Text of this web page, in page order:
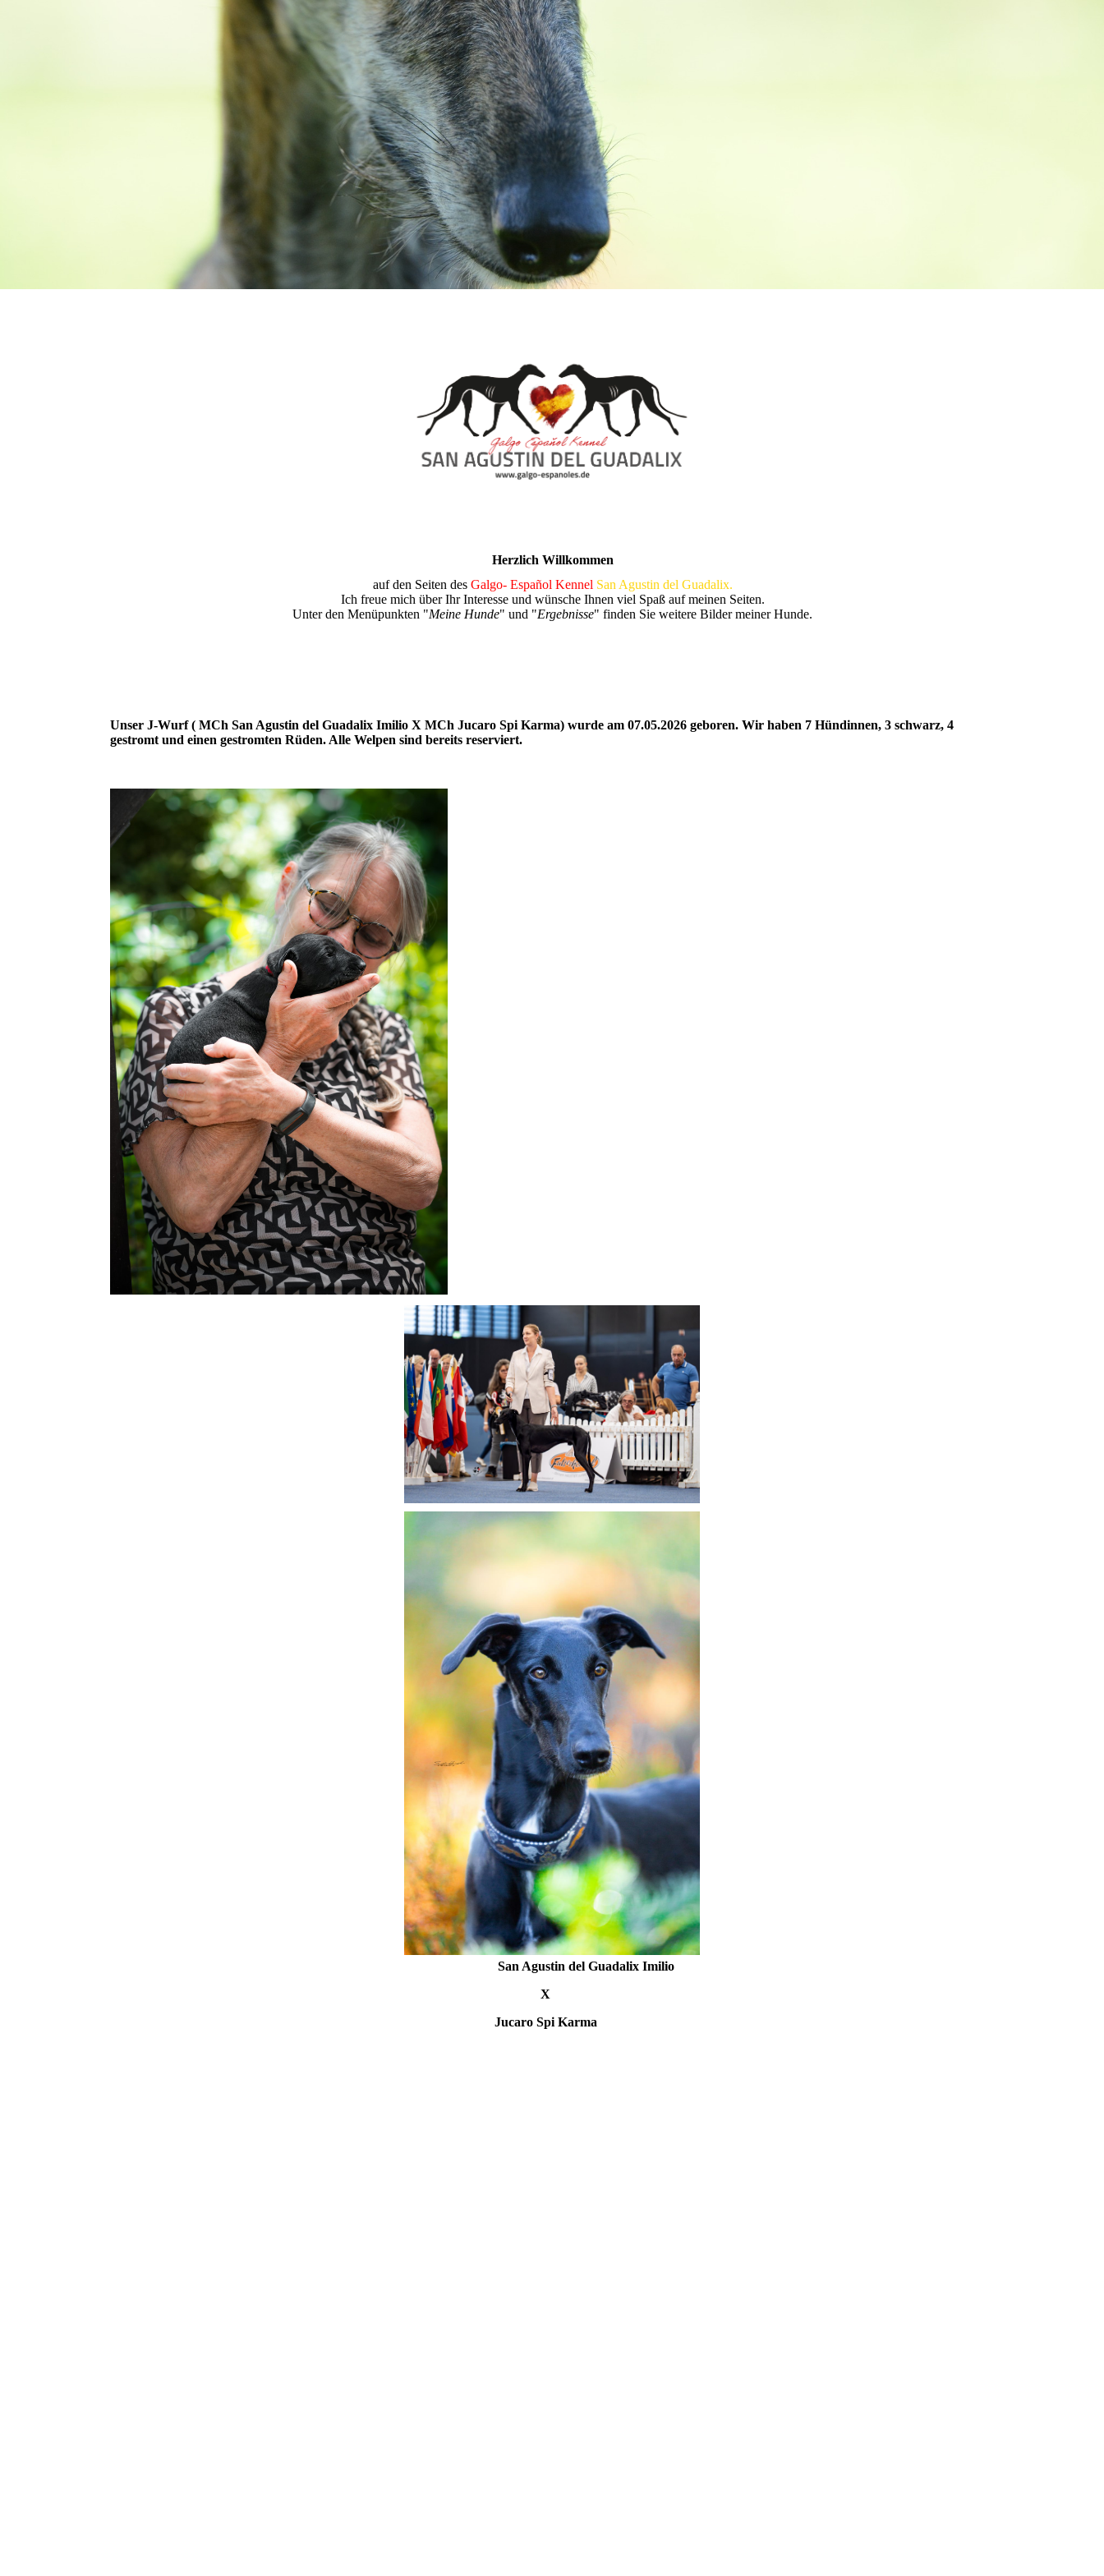
Herzlich Willkommen
auf den Seiten des Galgo- Español Kennel San Agustin del Guadalix.
Ich freue mich über Ihr Interesse und wünsche Ihnen viel Spaß auf meinen Seiten.
Unter den Menüpunkten "Meine Hunde" und "Ergebnisse" finden Sie weitere Bilder meiner Hunde.
Unser J-Wurf ( MCh San Agustin del Guadalix Imilio X MCh Jucaro Spi Karma) wurde am 07.05.2026 geboren. Wir haben 7 Hündinnen, 3 schwarz, 4
gestromt und einen gestromten Rüden. Alle Welpen sind bereits reserviert.
San Agustin del Guadalix Imilio
X
Jucaro Spi Karma